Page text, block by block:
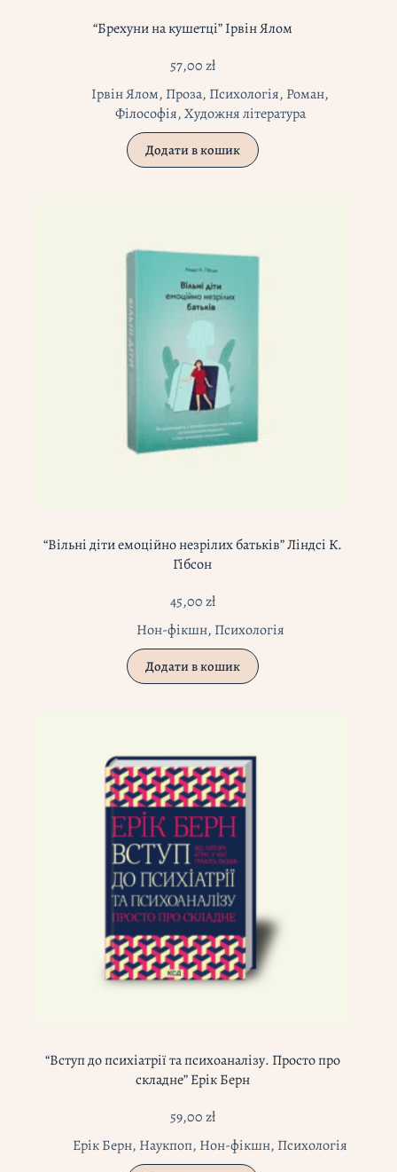
“Брехуни на кушетці” Ірвін Ялом
57,00zł
Ірвін Ялом, Проза, Психологія, Роман,
Філософія,Художня література
Додати в кошик
“Вільні діти емоційно незрілих батьків” Ліндсі К.
Гібсон
45,00zł
Нон-фікшн, Психологія
Додати в кошик
“Вступ до психіатрії та психоаналізу. Просто про
складне” Ерік Берн
59,00zł
Ерік Берн, Наукпоп, Нон-фікшн, Психологія